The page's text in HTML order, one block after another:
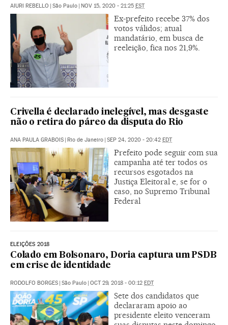
AIURI REBELLO | São Paulo | NOV 15, 2020 - 21:25 EST
Ex-prefeito recebe 37% dos
votos válidos; atual
mandatário, em busca de
reeleição, fica nos 21,9%.
Crivella é declarado inelegível, mas desgaste
não o retira do páreo da disputa do Rio
ANA PAULA GRABOIS | Rio de Janeiro | SEP 24, 2020 - 20:42 EDT
Prefeito pode seguir com sua
campanha até ter todos os
recursos esgotados na
Justiça Eleitoral e, se for o
caso, no Supremo Tribunal
Federal
ELEIÇÕES 2018
Colado em Bolsonaro, Doria captura um PSDB
em crise de identidade
RODOLFO BORGES | São Paulo | OCT 29, 2018 - 00:12 EDT
Sete dos candidatos que
declararam apoio ao
presidente eleito venceram